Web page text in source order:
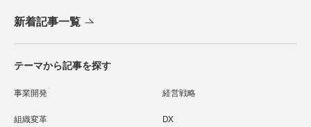
新着記事一覧
テーマから記事を探す
事業開発 経営戦略
組織変革 DX